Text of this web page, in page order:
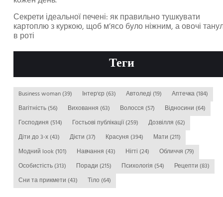
Секрети ідеальної печені: як правильно тушкувати
картоплю з куркою, щоб м’ясо було ніжним, а овочі
в роті
Теги
Business woman (39) Інтер'єр (63) Автоледі (19) Аптечка (184)
Вагітність (56) Виховання (63) Волосся (57) Відносини (64)
Господиня (514) Гостьові публікації(259) Дозвілля (62)
Діти до 3-х (43) Дієти (37) Красуня (394) Мати (211)
Модний look (101) Навчання (43) Нігті (24) Обличчя (79)
Особистість (313) Поради (215) Психологія (54) Рецепти (83)
Сни та прикмети (43) Тіло (64)